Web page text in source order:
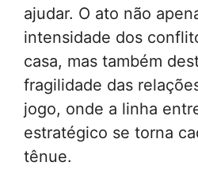
ajudar. O ato não
intensidade dos
casa, mas também
fragilidade das
jogo, onde a linha
estratégico se torna
tênue.